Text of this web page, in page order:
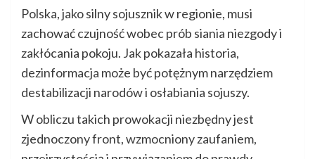
Polska, jako silny sojusznik w regionie, musi
zachować czujność wobec prób siania niezgody i
zakłócania pokoju. Jak pokazała historia,
dezinformacja może być potężnym narzędziem
destabilizacji narodów i osłabiania sojuszy.
W obliczu takich prowokacji niezbędny jest
zjednoczony front, wzmocniony zaufaniem,